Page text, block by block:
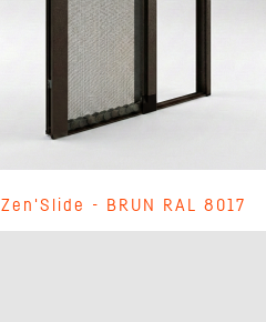
Zen'Slide - BRUN RAL 8017